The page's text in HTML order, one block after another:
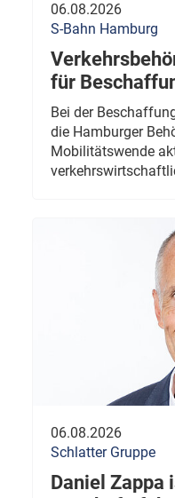
06.08.2026
S-Bahn Hamburg
für
Bei der
die Hamburger
Mobilitätswende
06.08.2026
Schlatter Gruppe
Daniel Zappa